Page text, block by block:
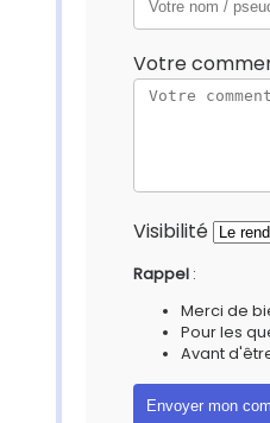
Votre
Visibilité
Rappel :
Merci de
Pour les
Avant